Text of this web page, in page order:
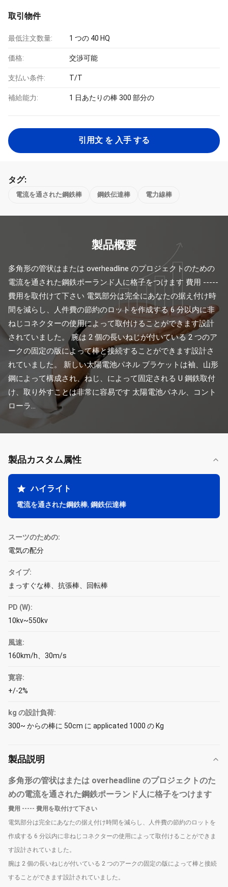
取引物件
最低注文数量: 1 つの 40 HQ
価格: 交渉可能
支払い条件: T/T
補給能力: 1 日あたりの棒 300 部分の
引用文 を 入手 する
タグ:
電流を通された鋼鉄棒 鋼鉄伝達棒 電力線棒
製品概要
多角形の管状はまたは overheadline のプロジェクトのための
電流を通された鋼鉄ポーランド人に格子をつけます 費用 -----
費用を取付けて下さい 電気部分は完全にあなたの据え付け時
間を減らし、人件費の節約のロットを作成する 6 分以内に非
ねじコネクターの使用によって取付けることができます設計
されていました。 腕は 2 個の長いねじが付いている 2 つのア
ークの固定の版によって棒と接続することができます設計さ
れていました。 新しい太陽電池パネル ブラケットは袖、山形
鋼によって構成され、ねじ、によって固定される U 鋼鉄取付
け、取り外すことは非常に容易です 太陽電池パネル、コント
ローラ...
製品カスタム属性
ハイライト
電流を通された鋼鉄棒, 鋼鉄伝達棒
スーツのための:
電気の配分
タイプ:
まっすぐな棒、抗張棒、回転棒
PD (W):
10kv~550kv
風速:
160km/h、30m/s
寛容:
+/-2%
kg の設計負荷:
300~ からの棒に 50cm に applicated 1000 の Kg
製品説明
多角形の管状はまたは overheadline のプロジェクトのた
めの電流を通された鋼鉄ポーランド人に格子をつけます
費用 ----- 費用を取付けて下さい
電気部分は完全にあなたの据え付け時間を減らし、人件費の節約のロットを
作成する 6 分以内に非ねじコネクターの使用によって取付けることができま
す設計されていました。
腕は 2 個の長いねじが付いている 2 つのアークの固定の版によって棒と接続
することができます設計されていました。